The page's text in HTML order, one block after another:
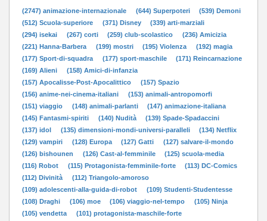
(2747) animazione-internazionale (644) Superpoteri
(539) Demoni
(512) Scuola-superiore
(371) Disney
(339) arti-marziali
(294) isekai
(267) corti (259) club-scolastico
(236) Amicizia
(221) Hanna-Barbera
(199) mostri (195) Violenza
(192) magia
(177) Sport-di-squadra
(177) sport-maschile
(171) Reincarnazione
(169) Alieni
(158) Amici-di-infanzia
(157) Apocalisse-Post-Apocalittico
(157) Spazio
(156) anime-nei-cinema-italiani
(153) animali-antropomorfi
(151) viaggio
(148) animali-parlanti
(147) animazione-italiana
(145) Fantasmi-spiriti
(140) Nudità
(139) Spade-Spadaccini
(137) idol
(135) dimensioni-mondi-universi-paralleli
(134) Netflix
(129) vampiri
(128) Europa (127) Gatti
(127) salvare-il-mondo
(126) bishounen
(126) Cast-al-femminile
(125) scuola-media
(116) Robot
(115) Protagonista-femminile-forte
(113) DC-Comics
(112) Divinità
(112) Triangolo-amoroso
(109) adolescenti-alla-guida-di-robot
(109) Studenti-Studentesse
(108) Draghi
(106) moe (106) viaggio-nel-tempo
(105) Ninja
(105) vendetta
(101) protagonista-maschile-forte